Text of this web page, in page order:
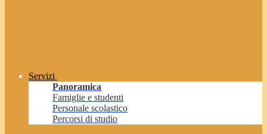
Servizi
Panoramica
Famiglie e studenti
Personale scolastico
Percorsi di studio